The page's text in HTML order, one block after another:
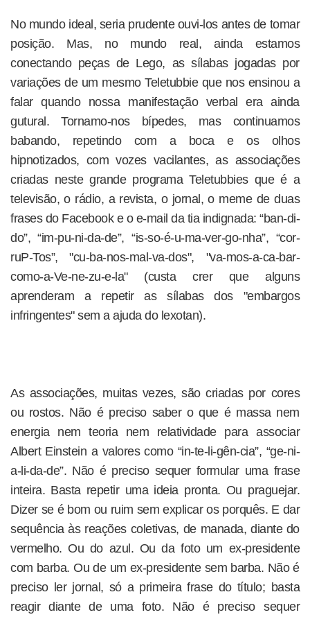
No mundo ideal, seria prudente ouvi-los antes de tomar
posição. Mas, no mundo real, ainda estamos
conectando peças de Lego, as sílabas jogadas por
variações de um mesmo Teletubbie que nos ensinou a
falar quando nossa manifestação verbal era ainda
gutural. Tornamo-nos bípedes, mas continuamos
babando, repetindo com a boca e os olhos
hipnotizados, com vozes vacilantes, as associações
criadas neste grande programa Teletubbies que é a
televisão, o rádio, a revista, o jornal, o meme de duas
frases do Facebook e o e-mail da tia indignada: “ban-di-
do”, “im-pu-ni-da-de”, “is-so-é-u-ma-ver-go-nha”, “cor-
ruP-Tos”, "cu-ba-nos-mal-va-dos", "va-mos-a-ca-bar-
como-a-Ve-ne-zu-e-la" (custa crer que alguns
aprenderam a repetir as sílabas dos "embargos
infringentes" sem a ajuda do lexotan).
As associações, muitas vezes, são criadas por cores
ou rostos. Não é preciso saber o que é massa nem
energia nem teoria nem relatividade para associar
Albert Einstein a valores como “in-te-li-gên-cia”, “ge-ni-
a-li-da-de”. Não é preciso sequer formular uma frase
inteira. Basta repetir uma ideia pronta. Ou praguejar.
Dizer se é bom ou ruim sem explicar os porquês. E dar
sequência às reações coletivas, de manada, diante do
vermelho. Ou do azul. Ou da foto um ex-presidente
com barba. Ou de um ex-presidente sem barba. Não é
preciso ler jornal, só a primeira frase do título; basta
reagir diante de uma foto. Não é preciso sequer